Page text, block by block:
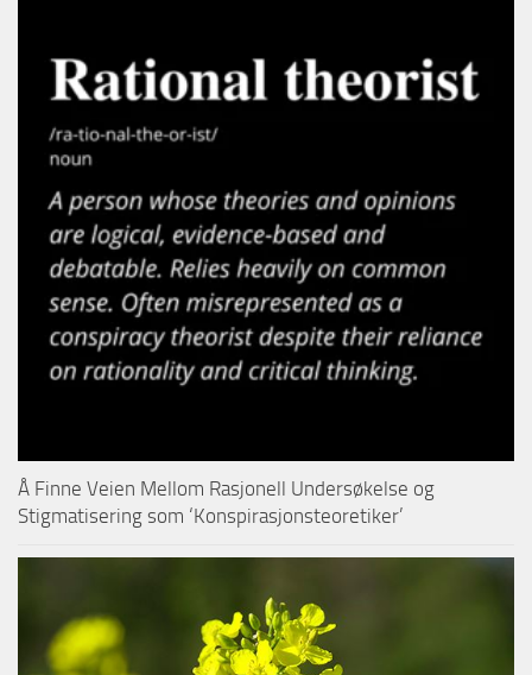
Å Finne Veien Mellom Rasjonell Undersøkelse og
Stigmatisering som ‘Konspirasjonsteoretiker’